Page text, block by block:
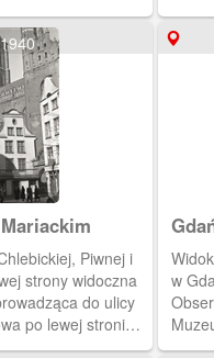
Piwnej i
strony widoczna
do ulicy
po lewej stronie
w